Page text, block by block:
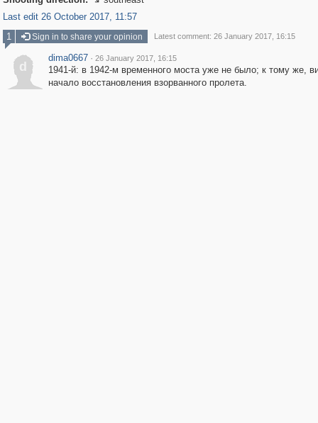
Last edit 26 October 2017, 11:57
1
Sign in to share your opinion Latest comment: 26 January 2017, 16:15
d
dima0667 · 26 January 2017, 16:15
1941-й: в 1942-м временного моста уже не было; к тому же,
начало восстановления взорванного пролета.